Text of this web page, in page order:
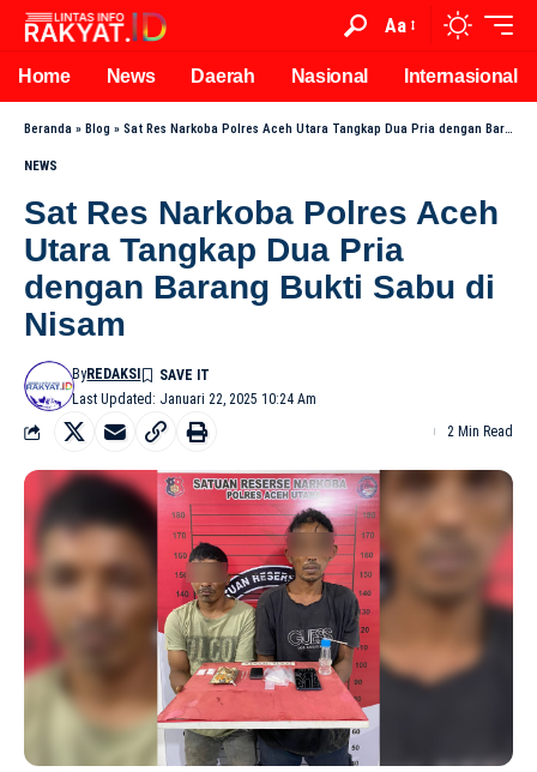
Aa
Home News Daerah Nasional Internasional
Beranda » Blog » Sat Res Narkoba Polres Aceh Utara Tangkap Dua Pria dengan Barang Bukti Sabu di Nisam
NEWS
Sat Res Narkoba Polres Aceh
Utara Tangkap Dua Pria
dengan Barang Bukti Sabu di
Nisam
Last Updated: Januari 22, 2025 10:24 Am
ByREDAKSI
2 Min Read